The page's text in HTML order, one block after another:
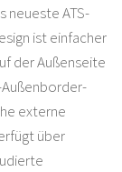
neueste ATS-
ist einfacher
der Außenseite
externe
über